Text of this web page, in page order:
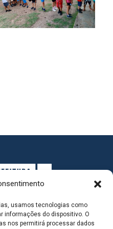
usamos tecnologias como
informações do dispositivo. O
nos permitirá processar dados